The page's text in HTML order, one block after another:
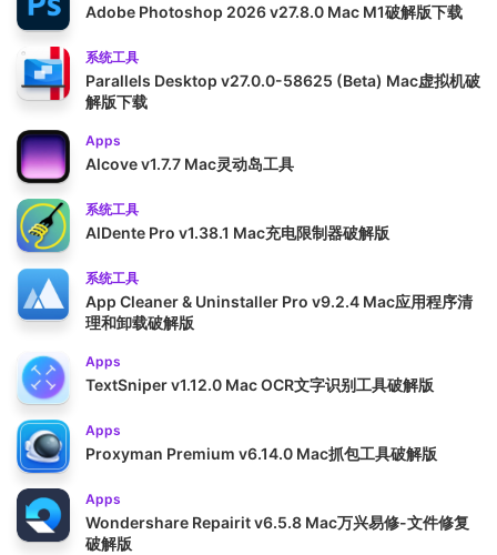
Adobe Photoshop 2026 v27.8.0 Mac M1破解版下载
系统工具
Parallels Desktop v27.0.0-58625 (Beta) Mac虚拟机破
解版下载
Apps
Alcove v1.7.7 Mac灵动岛工具
系统工具
AlDente Pro v1.38.1 Mac充电限制器破解版
系统工具
App Cleaner & Uninstaller Pro v9.2.4 Mac应用程序清
理和卸载破解版
Apps
TextSniper v1.12.0 Mac OCR文字识别工具破解版
Apps
Proxyman Premium v6.14.0 Mac抓包工具破解版
Apps
Wondershare Repairit v6.5.8 Mac万兴易修-文件修复
破解版